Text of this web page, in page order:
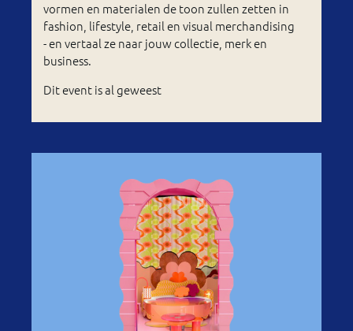
vormen en materialen de toon zullen zetten in
fashion, lifestyle, retail en visual merchandising
- en vertaal ze naar jouw collectie, merk en
business.
Dit event is al geweest